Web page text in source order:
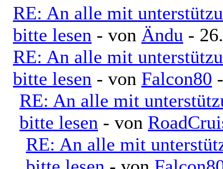
RE: An alle mit
bitte lesen - von Ändu -
RE: An alle mit
bitte lesen - von Falcon80
RE: An alle mit
bitte lesen - von
RE: An alle mit